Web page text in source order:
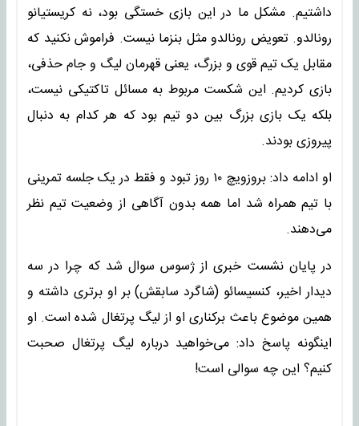
داشتیم. مشکل ما در این بازی خستگی بود، نه کریستیانو
رونالدو. تعویض رونالدو مثل بنزما نیست. فراموش نکنید که
مقابل یک تیم قوی و بزرگ، یعنی قهرمان لیگ و جام حذفی،
بازی کردیم. این شکست مربوط به مسائل تاکتیکی نیست،
بلکه یک بازی بزرگ بین دو تیم بود که هر کدام به دنبال
پیروزی بودند.
او ادامه داد: بروزویچ ۱۰ روز تبود و فقط در یک جلسه تمرینی
با تیم همراه شد اما همه بدون آگاهی از وضعیت تیم نظر
می‌دهند.
در پایان نشست خبری از ژسوس سوال شد که چرا در سه
دیدار اخیر، کنسیسائو (شاگرد سابقش) بر او برتری داشته و
همین موضوع باعث برکناری او از لیگ پرتغال شده است. او
اینگونه پاسخ داد: می‌خواهید درباره لیگ پرتغال صحبت
کنیم؟ این چه سوالی است!